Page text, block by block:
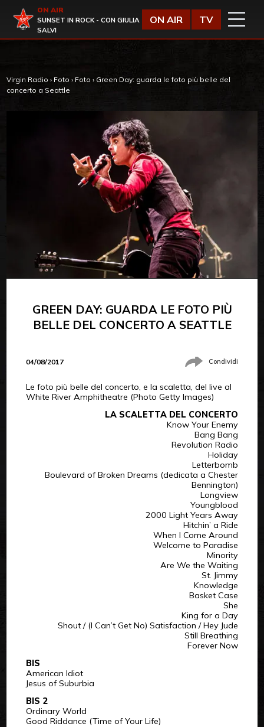
Virgin Radio
ON AIR
SUNSET IN ROCK - CON GIULIA
SALVI
ON AIR TV
Virgin Radio › Foto › Foto › Green Day: guarda le foto più belle del
concerto a Seattle
GREEN DAY: GUARDA LE FOTO PIÙ
BELLE DEL CONCERTO A SEATTLE
04/08/2017 Condividi
Le foto più belle del concerto, e la scaletta, del live al
White River Amphitheatre (Photo Getty Images)
LA SCALETTA DEL CONCERTO
Know Your Enemy
Bang Bang
Revolution Radio
Holiday
Letterbomb
Boulevard of Broken Dreams (dedicata a Chester
Bennington)
Longview
Youngblood
2000 Light Years Away
Hitchin’ a Ride
When I Come Around
Welcome to Paradise
Minority
Are We the Waiting
St. Jimmy
Knowledge
Basket Case
She
King for a Day
Shout / (I Can’t Get No) Satisfaction / Hey Jude
Still Breathing
Forever Now
BIS
American Idiot
Jesus of Suburbia
BIS 2
Ordinary World
Good Riddance (Time of Your Life)